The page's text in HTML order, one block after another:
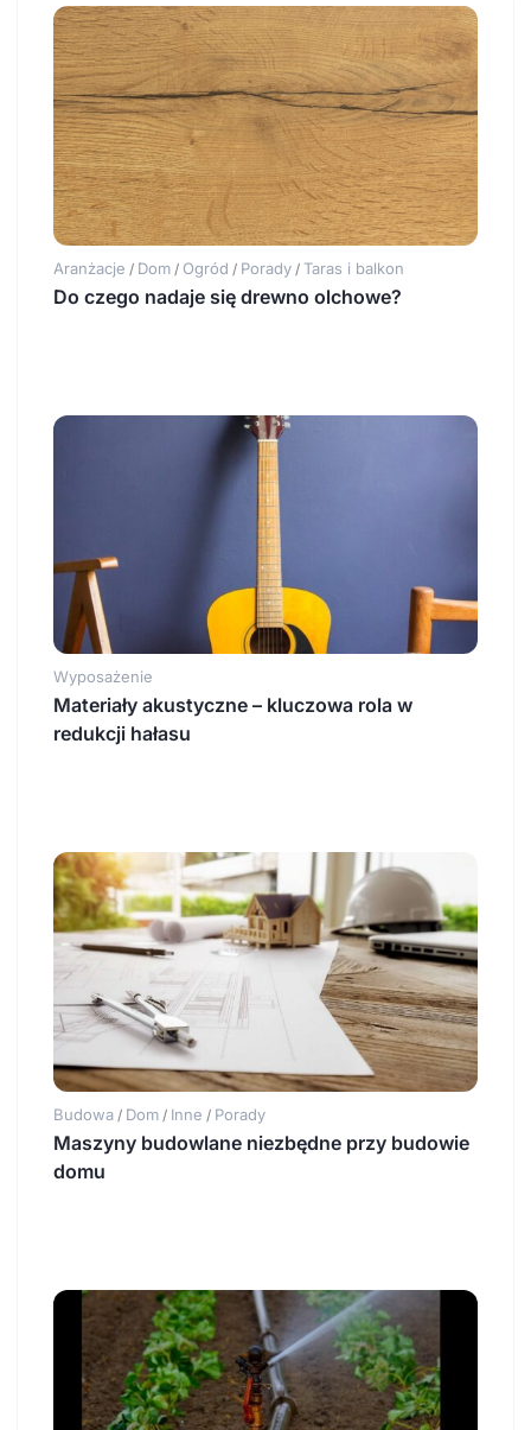
Aranżacje / Dom / Ogród / Porady / Taras i balkon
Do czego nadaje się drewno olchowe?
Wyposażenie
Materiały akustyczne – kluczowa rola w
redukcji hałasu
Budowa / Dom / Inne / Porady
Maszyny budowlane niezbędne przy budowie
domu